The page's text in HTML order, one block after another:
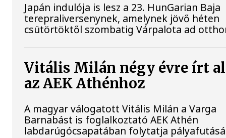
Japán indulója is lesz a 23. HunGarian Baja
terepraliversenynek, amelynek jövő héten
csütörtöktől szombatig Várpalota ad
Vitális Milán négy évre írt
az AEK Athénhoz
A magyar válogatott Vitális Milán a Varga
Barnabást is foglalkoztató AEK Athén
labdarúgócsapatában folytatja